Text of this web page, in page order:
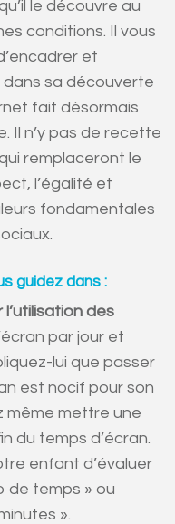
le découvre au
conditions. Il vous
et
sa découverte
fait désormais
Il n’y pas de recette
remplaceront le
l’égalité et
fondamentales
guidez dans :
des
par jour et
lui que passer
est nocif pour son
même mettre une
du temps d’écran.
enfant d’évaluer
de temps » ou
».